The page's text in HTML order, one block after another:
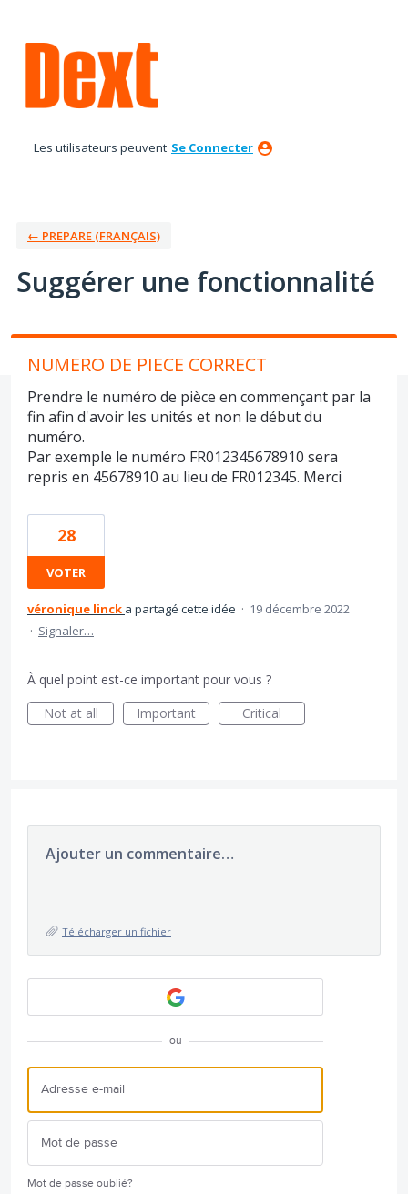
au
contenu
Les utilisateurs peuvent Se Connecter
← PREPARE (FRANÇAIS)
Suggérer une fonctionnalité
NUMERO DE PIECE CORRECT
Prendre le numéro de pièce en commençant par la
fin afin d'avoir les unités et non le début du
numéro.
Par exemple le numéro FR012345678910 sera
repris en 45678910 au lieu de FR012345. Merci
28
VOTER
véronique linck a partagé cette idée · 19 décembre 2022
· Signaler…
À quel point est-ce important pour vous ?
Not at all
Important Critical
Ajouter un commentaire…
Télécharger un fichier
ou
Mot de passe oublié?